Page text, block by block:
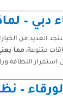
–
العديد من
متنوعة، مما
النظافة
–